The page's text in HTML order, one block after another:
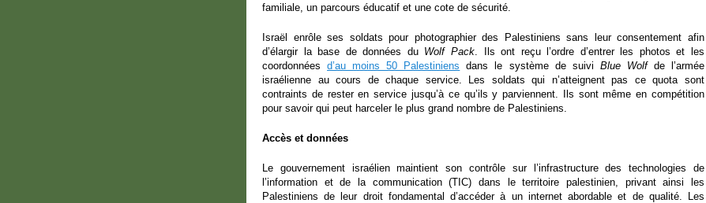
familiale, un parcours éducatif et une cote de sécurité.
Israël enrôle ses soldats pour photographier des Palestiniens sans leur consentement afin
d’élargir la base de données du Wolf Pack. Ils ont reçu l’ordre d’entrer les photos et les
coordonnéesd’au moins 50 Palestiniens dans le système de suivi Blue Wolfde l’armée
israélienne au cours de chaque service. Les soldats qui n’atteignent pas ce quota sont
contraints de rester en service jusqu’à ce qu’ils y parviennent. Ils sont même en compétition
pour savoir qui peut harceler le plus grand nombre de Palestiniens.
Accès et données
Le gouvernement israélien maintient son contrôle sur l’infrastructure des technologies de
l’information et de la communication (TIC) dans le territoire palestinien, privant ainsi les
Palestiniens de leur droit fondamental d’accéder à un internet abordable et de qualité. Les